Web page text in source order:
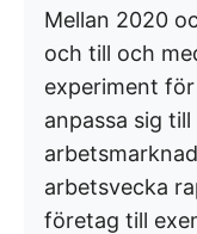
Mellan 2020
och till och
experiment
anpassa sig
arbetsvecka
företag till